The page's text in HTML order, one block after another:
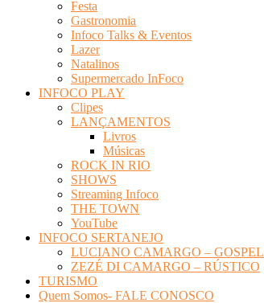
Festa
Gastronomia
Infoco Talks & Eventos
Lazer
Natalinos
Supermercado InFoco
INFOCO PLAY
Clipes
LANÇAMENTOS
Livros
Músicas
ROCK IN RIO
SHOWS
Streaming Infoco
THE TOWN
YouTube
INFOCO SERTANEJO
LUCIANO CAMARGO – GOSPEL
ZEZÉ DI CAMARGO – RÚSTICO
TURISMO
Quem Somos- FALE CONOSCO